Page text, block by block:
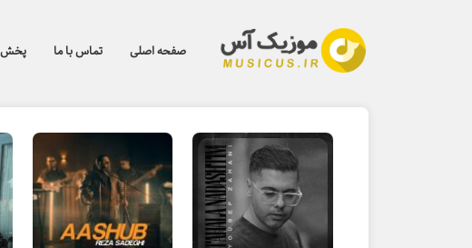
صفحه اصلی تماس با ما پخش